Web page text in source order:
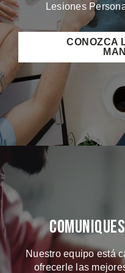
Lesiones
CONOZCA
Nuestro equipo está
ofrecerle las